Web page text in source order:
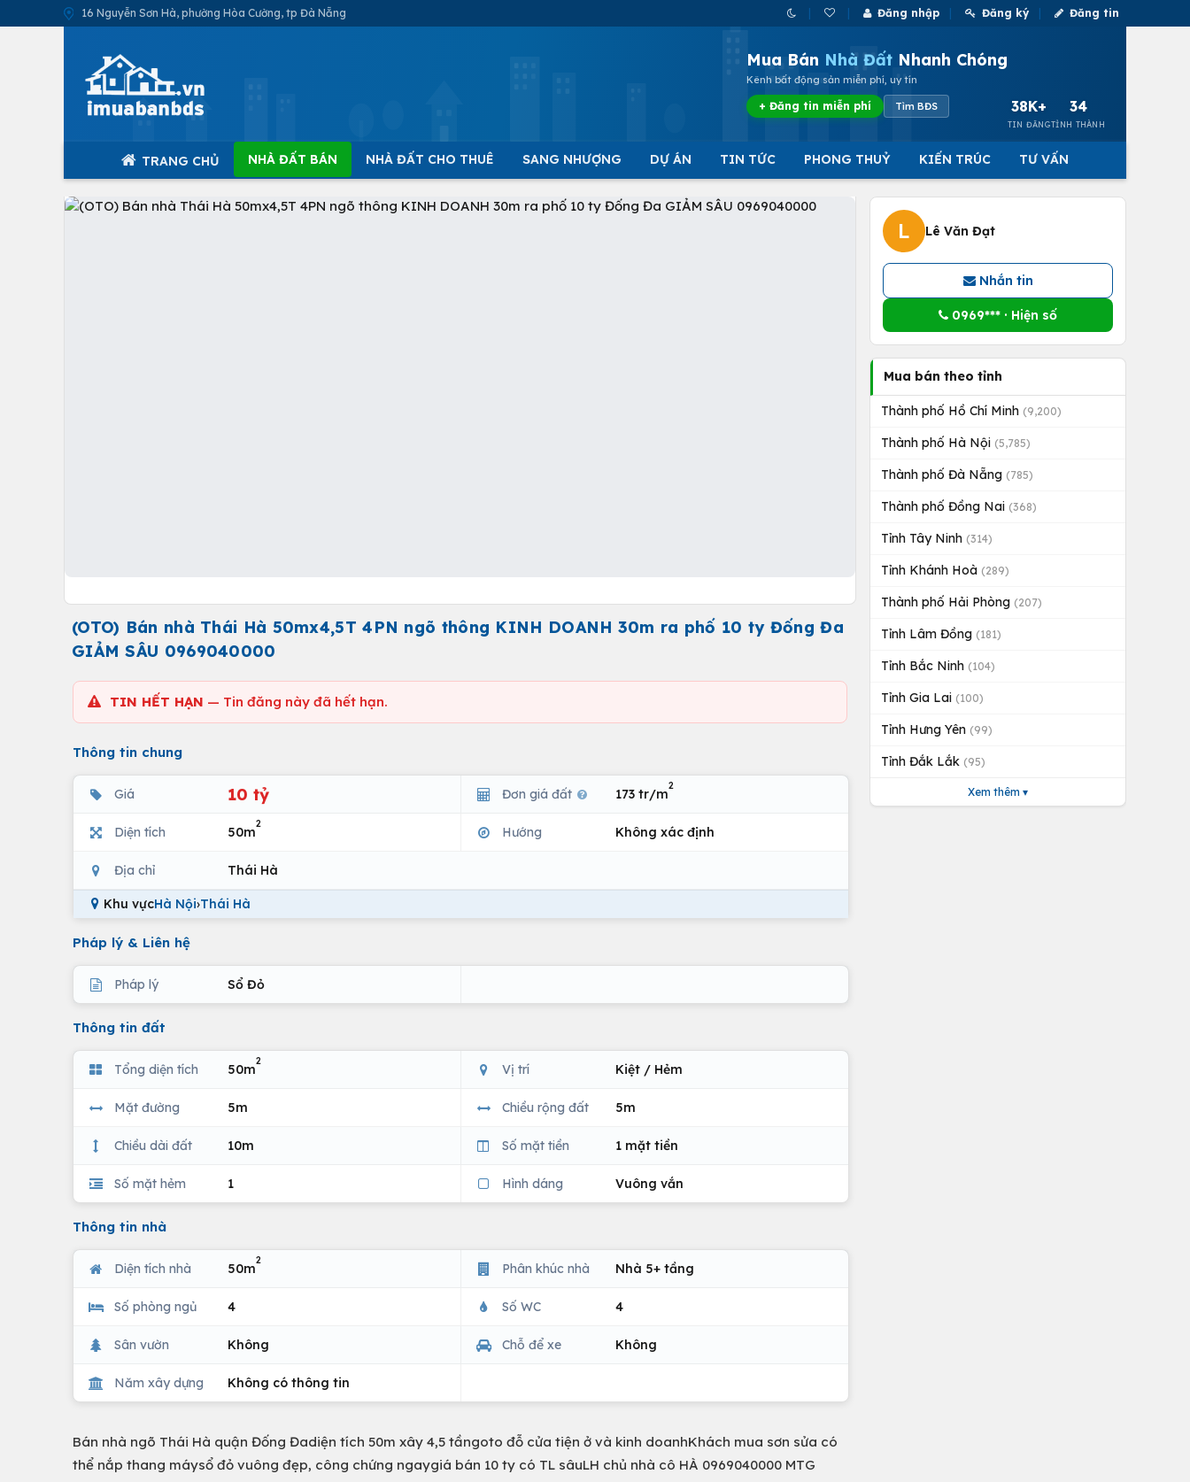
16 Nguyễn Sơn Hà, phường Hòa Cường, tp Đà Nẵng Đăng nhập Đăng ký Đăng tin
Mua Bán Nhà Đất Nhanh Chóng
Kênh bất động sản miễn phí, uy tín
+ Đăng tin miễn phí Tìm BĐS 38K+
TIN ĐĂNG
34
TỈNH THÀNH
TRANG CHỦ NHÀ ĐẤT BÁN NHÀ ĐẤT CHO THUÊ SANG NHƯỢNG DỰ ÁN TIN TỨC PHONG THUỶ KIẾN TRÚC TƯ VẤN
(OTO) Bán nhà Thái Hà 50mx4,5T 4PN ngõ thông KINH DOANH 30m ra phố 10 ty Đống Đa
GIẢM SÂU 0969040000
TIN HẾT HẠN — Tin đăng này đã hết hạn.
Thông tin chung
Giá 10 tỷ Đơn giá đất 173 tr/m
2
Diện tích 50m
2
Hướng Không xác định
Địa chỉ Thái Hà
Khu vựcHà Nội›Thái Hà
Pháp lý & Liên hệ
Pháp lý Sổ Đỏ
Thông tin đất
Tổng diện tích 50m
2
Vị trí Kiệt / Hẻm
Mặt đường 5m Chiều rộng đất 5m
Chiều dài đất 10m Số mặt tiền 1 mặt tiền
Số mặt hẻm 1 Hình dáng Vuông vắn
Thông tin nhà
Diện tích nhà 50m
2
Phân khúc nhà Nhà 5+ tầng
Số phòng ngủ 4 Số WC 4
Sân vườn Không Chỗ để xe Không
Năm xây dựng Không có thông tin
Bán nhà ngõ Thái Hà quận Đống Đadiện tích 50m xây 4,5 tầngoto đỗ cửa tiện ở và kinh doanhKhách mua sơn sửa có
thể nắp thang máysổ đỏ vuông đẹp, công chứng ngaygiá bán 10 ty có TL sâuLH chủ nhà cô HÀ 0969040000 MTG
L Lê Văn Đạt
Nhắn tin
0969*** · Hiện số
Mua bán theo tỉnh
Thành phố Hồ Chí Minh (9,200)
Thành phố Hà Nội (5,785)
Thành phố Đà Nẵng (785)
Thành phố Đồng Nai (368)
Tỉnh Tây Ninh (314)
Tỉnh Khánh Hoà (289)
Thành phố Hải Phòng (207)
Tỉnh Lâm Đồng (181)
Tỉnh Bắc Ninh (104)
Tỉnh Gia Lai (100)
Tỉnh Hưng Yên (99)
Tỉnh Đắk Lắk (95)
Xem thêm ▾